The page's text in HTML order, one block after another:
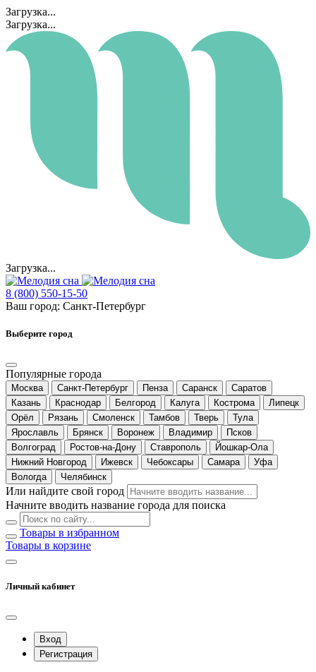
Загрузка...
Загрузка...
Загрузка...
8 (800) 550-15-50
Ваш город: Санкт-Петербург
Выберите город
Популярные города
Москва Санкт-Петербург Пенза Саранск
Саратов
Казань
Краснодар Белгород Калуга Кострома
Липецк
Орёл
Рязань Смоленск Тамбов Тверь
Тула
Ярославль
Брянск Воронеж Владимир
Псков
Волгоград
Ростов-на-Дону Ставрополь
Йошкар-Ола
Нижний Новгород
Ижевск Чебоксары Самара
Уфа
Вологда
Челябинск
Или найдите свой город
Начните вводить название города для поиска
Товары в избранном
Товары в корзине
Личный кабинет
Вход
Регистрация